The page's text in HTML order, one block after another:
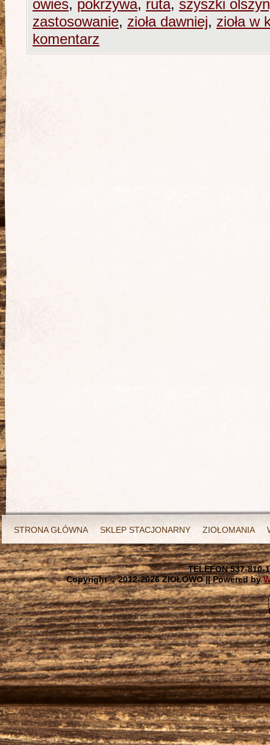
owies, pokrzywa, ruta, szyszki
zastosowanie, zioła dawniej, zioła w
komentarz
STRONA GŁÓWNA SKLEP STACJONARNY ZIOŁOMANIA
TELEFON 537-810-
Copyright © 2012-2026 ZIOŁOWO || Powered by